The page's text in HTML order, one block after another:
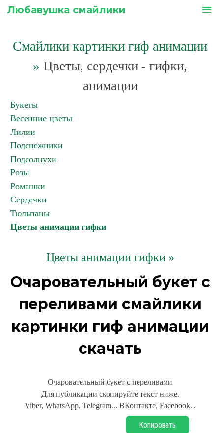
Любавушка смайлики menu
Смайлики картинки гиф анимации
» Цветы, сердечки - гифки,
анимации
Букеты
Весенние цветы
Лилии
Подснежники
Подсолнухи
Розы
Ромашки
Сердечки
Тюльпаны
Цветы анимации гифки
Цветы анимации гифки »
Очаровательный букет с
переливами смайлики
картинки гиф анимации
скачать
Очаровательный букет с переливами
Для публикации скопируйте текст ниже.
Viber, WhatsApp, Telegram... ВКонтакте, Facebook...
Копировать